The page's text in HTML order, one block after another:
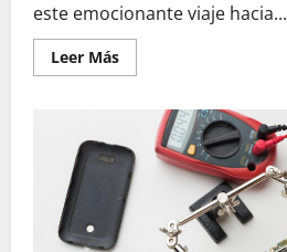
este emocionante viaje hacia...
Leer MásLeer
más
Curso
micro
soldadura
SMD